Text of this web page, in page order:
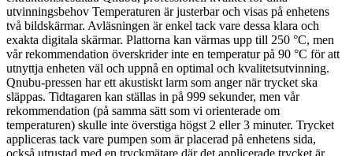
utvinningsbehov Temperaturen är justerbar och visas på enhetens
två bildskärmar. Avläsningen är enkel tack vare dessa klara och
exakta digitala skärmar. Plattorna kan värmas upp till 250 °C, men
vår rekommendation överskrider inte en temperatur på 90 °C för att
utnyttja enheten väl och uppnå en optimal och kvalitetsutvinning.
Qnubu-pressen har ett akustiskt larm som anger när trycket ska
släppas. Tidtagaren kan ställas in på 999 sekunder, men vår
rekommendation (på samma sätt som vi orienterade om
temperaturen) skulle inte överstiga högst 2 eller 3 minuter. Trycket
appliceras tack vare pumpen som är placerad på enhetens sida,
också utrustad med en tryckmätare där det applicerade trycket är